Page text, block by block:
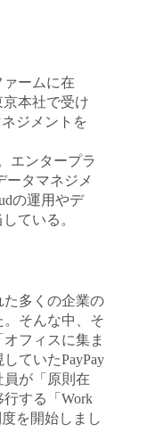
ームに在
本社で受け
ジメントを
エンタープラ
ータマネジメ
の運用やデ
ている。
た多くの企業の
そんな中、そ
フィスに集ま
ていたPayPay
が「原則在
する「Work
度を開始しまし